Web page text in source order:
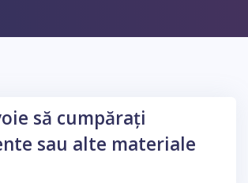
să cumpărați
sau alte materiale